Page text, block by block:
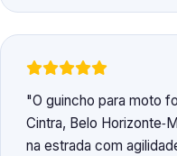
O guincho para moto
Cintra, Belo
na estrada com